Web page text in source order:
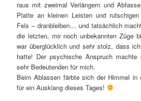
raus mit zweimal Verlängern und
Platte an kleinen Leisten und
Fels – dranbleiben… und tatsächlich
die letzten, mir noch unbekannten Züge
war überglücklich und sehr stolz, dass
hatte! Der psychische Anspruch
sehr Bedeutenden für mich.
Beim Ablassen färbte sich der Himmel
für ein Ausklang dieses Tages!